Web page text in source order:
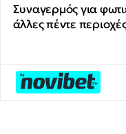
Συναγερμός για
άλλες πέντε